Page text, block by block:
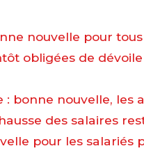
nouvelle pour
obligées de
: bonne nouvelle,
des salaires
pour les salariés